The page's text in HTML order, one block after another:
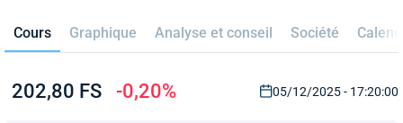
Cours Graphique Analyse et conseil Société
202,80 FS -0,20% 05/12/2025 - 17:20:00